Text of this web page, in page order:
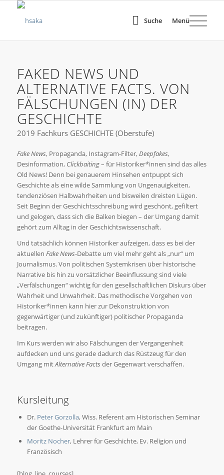
Suche Menü
FAKED NEWS UND
ALTERNATIVE FACTS. VON
FÄLSCHUNGEN (IN) DER
GESCHICHTE
2019 Fachkurs GESCHICHTE (Oberstufe)
Fake News, Propaganda, Instagram-Filter, Deepfakes,
Desinformation, Clickbaiting– für Historiker*innen sind das alles
Old News! Denn bei genauerem Hinsehen entpuppt sich
Geschichte als eine wilde Sammlung von Ungenauigkeiten,
tendenziösen Halbwahrheiten und bisweilen dreisten Lügen.
Seit Beginn der Geschichtsschreibung wird geschönt, gefiltert
und gelogen, dass sich die Balken biegen – der Umgang damit
gehört zum Alltag in der Geschichtswissenschaft.
Und tatsächlich können Historiker aufzeigen, dass es bei der
aktuellen Fake News-Debatte um viel mehr geht als „nur“ um
Journalismus. Von politischen Systemkrisen über historische
Narrative bis hin zu vorsätzlicher Beeinflussung sind viele
„Verfälschungen“ wichtig für den gesellschaftlichen Diskurs über
Wahrheit und Unwahrheit. Das methodische Vorgehen von
Historiker*innen kann hier zur Dekonstruktion von
gegenwärtiger (und zukünftiger) politischer Propaganda
beitragen.
Im Kurs werden wir also Fälschungen der Vergangenheit
aufdecken und uns gerade dadurch das Rüstzeug für den
Umgang mitAlternative Facts der Gegenwart verschaffen.
Kursleitung
Dr. Peter Gorzolla, Wiss. Referent am Historischen Seminar
der Goethe-Universität Frankfurt am Main
Moritz Nocher, Lehrer für Geschichte, Ev. Religion und
Französisch